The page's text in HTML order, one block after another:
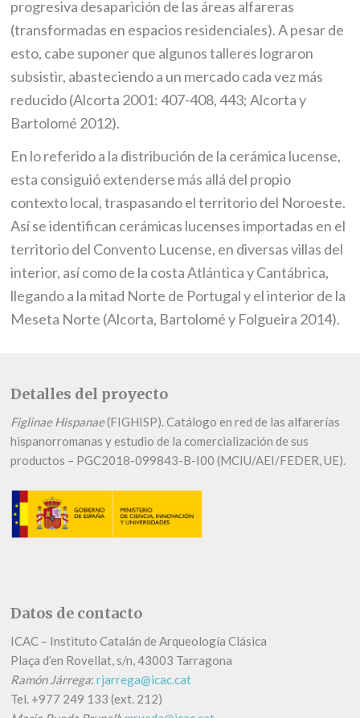
progresiva desaparición de las áreas alfareras
(transformadas en espacios residenciales). A pesar de
esto, cabe suponer que algunos talleres lograron
subsistir, abasteciendo a un mercado cada vez más
reducido (Alcorta 2001: 407-408, 443; Alcorta y
Bartolomé 2012).
En lo referido a la distribución de la cerámica lucense,
esta consiguió extenderse más allá del propio
contexto local, traspasando el territorio del Noroeste.
Así se identifican cerámicas lucenses importadas en el
territorio del Convento Lucense, en diversas villas del
interior, así como de la costa Atlántica y Cantábrica,
llegando a la mitad Norte de Portugal y el interior de la
Meseta Norte (Alcorta, Bartolomé y Folgueira 2014).
Detalles del proyecto
Figlinae Hispanae(FIGHISP). Catálogo en red de las alfarerías
hispanorromanas y estudio de la comercialización de sus
productos – PGC2018-099843-B-I00 (MCIU/AEI/FEDER, UE).
Datos de contacto
ICAC – Instituto Catalán de Arqueología Clásica
Plaça d’en Rovellat, s/n, 43003 Tarragona
Ramón Járrega:rjarrega@icac.cat
Tel. +977 249 133 (ext. 212)